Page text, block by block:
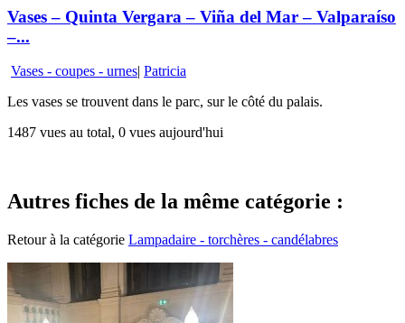
Vases – Quinta Vergara – Viña del Mar – Valparaíso
–...
Vases - coupes - urnes| Patricia
Les vases se trouvent dans le parc, sur le côté du palais.
1487 vues au total, 0 vues aujourd'hui
Autres fiches de la même catégorie :
Retour à la catégorie Lampadaire - torchères - candélabres